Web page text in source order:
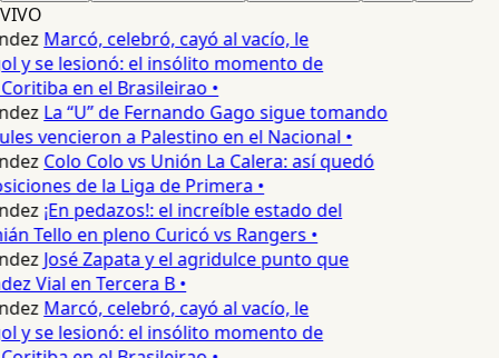
VIVO
Marcó, celebró, cayó al vacío, le
y se lesionó: el insólito momento de
en el Brasileirao •
La “U” de Fernando Gago sigue tomando
vencieron a Palestino en el Nacional •
Colo Colo vs Unión La Calera: así quedó
de la Liga de Primera •
¡En pedazos!: el increíble estado del
Tello en pleno Curicó vs Rangers •
José Zapata y el agridulce punto que
Vial en Tercera B •
Marcó, celebró, cayó al vacío, le
y se lesionó: el insólito momento de